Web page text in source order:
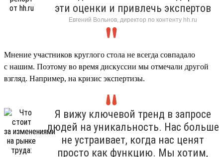
эти оценки и привлечь экспертов
Евгений Вольнов, директор по контенту hh.ru
Мнение участников круглого стола не всегда совпадало
с нашим. Поэтому во время дискуссии мы отмечали другой
взгляд. Например, на кризис экспертизы.
Я вижу ключевой тренд в запросе
людей на уникальность. Нас больше
не устраивает, когда нас ценят
просто как функцию. Мы хотим,